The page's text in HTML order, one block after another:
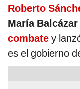
Roberto
María Balcázar
combate y
es el gobierno